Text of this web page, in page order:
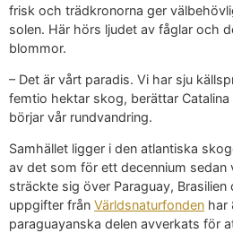
frisk och trädkronorna ger
solen. Här hörs ljudet av fåglar och
blommor.
– Det är vårt paradis. Vi har sju
femtio hektar skog, berättar Catalina
börjar vår rundvandring.
Samhället ligger i den atlantiska
av det som för ett decennium sedan
sträckte sig över Paraguay, Brasilien
uppgifter från Världsnaturfonden har
paraguayanska delen avverkats för